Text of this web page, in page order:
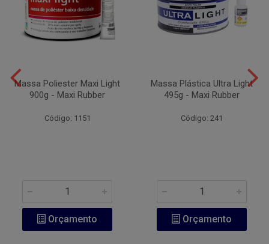
Massa Poliester Maxi Light
900g - Maxi Rubber
Código: 1151
Orçamento
Massa Plástica Ultra Light
495g - Maxi Rubber
Código: 241
Orçamento